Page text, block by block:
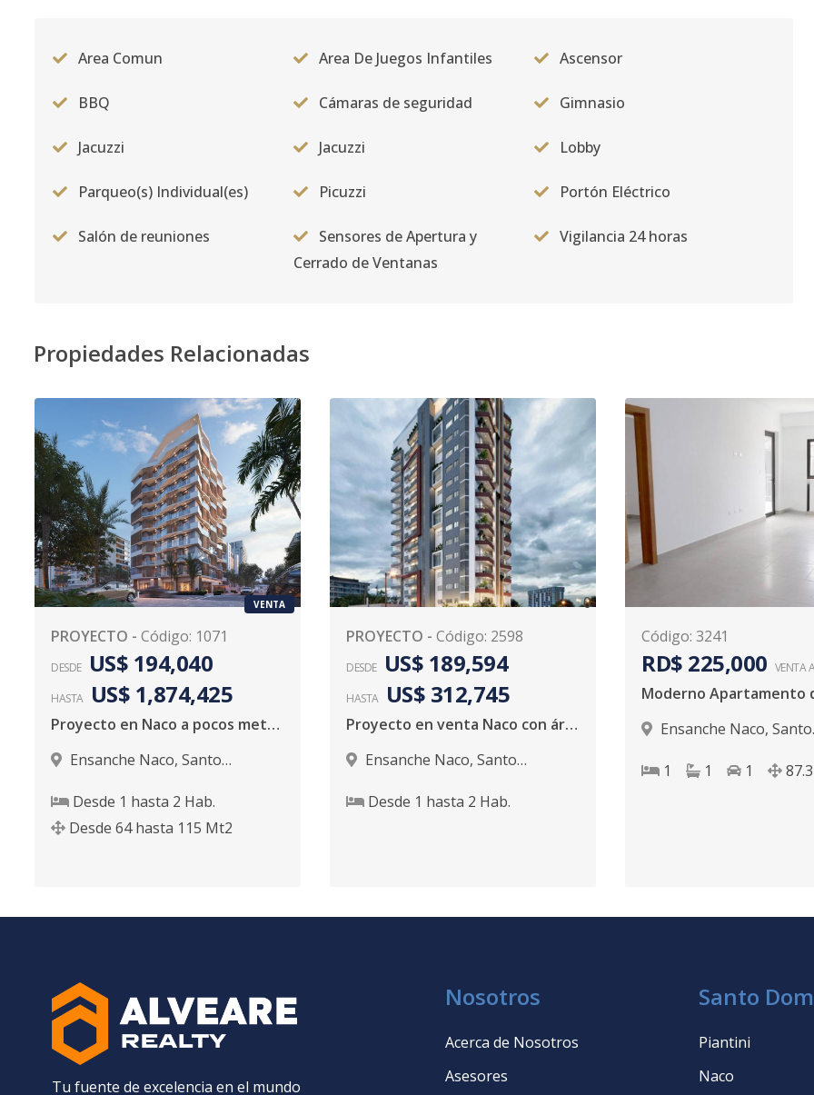
Area Comun Area De Juegos Infantiles Ascensor
BBQ Cámaras de seguridad Gimnasio
Jacuzzi Jacuzzi Lobby
Parqueo(s) Individual(es) Picuzzi Portón Eléctrico
Salón de reuniones
Sensores de Apertura y
Cerrado de Ventanas
Vigilancia 24 horas
Propiedades Relacionadas
VENTA
PROYECTO - Código: 1071
DESDE US$ 194,040
HASTA US$ 1,874,425
Proyecto en Naco a pocos metros del club
Ensanche Naco, Santo
Desde 1 hasta 2 Hab.
Desde 64 hasta 115 Mt2
0
PROYECTO - Código: 2598
DESDE US$ 189,594
HASTA US$ 312,745
Proyecto en venta Naco con área social proximo a entregarse
Ensanche Naco, Santo
Desde 1 hasta 2 Hab.
Código: 3241
RD$ 225,000 VENTA
Ensanche Naco, Santo
1
1 1 87.3
Tu fuente de excelencia en el mundo
Nosotros
Acerca de Nosotros
Asesores
Santo
Piantini
Naco